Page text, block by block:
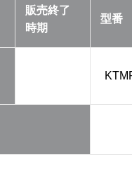
販売終了
時期
型番